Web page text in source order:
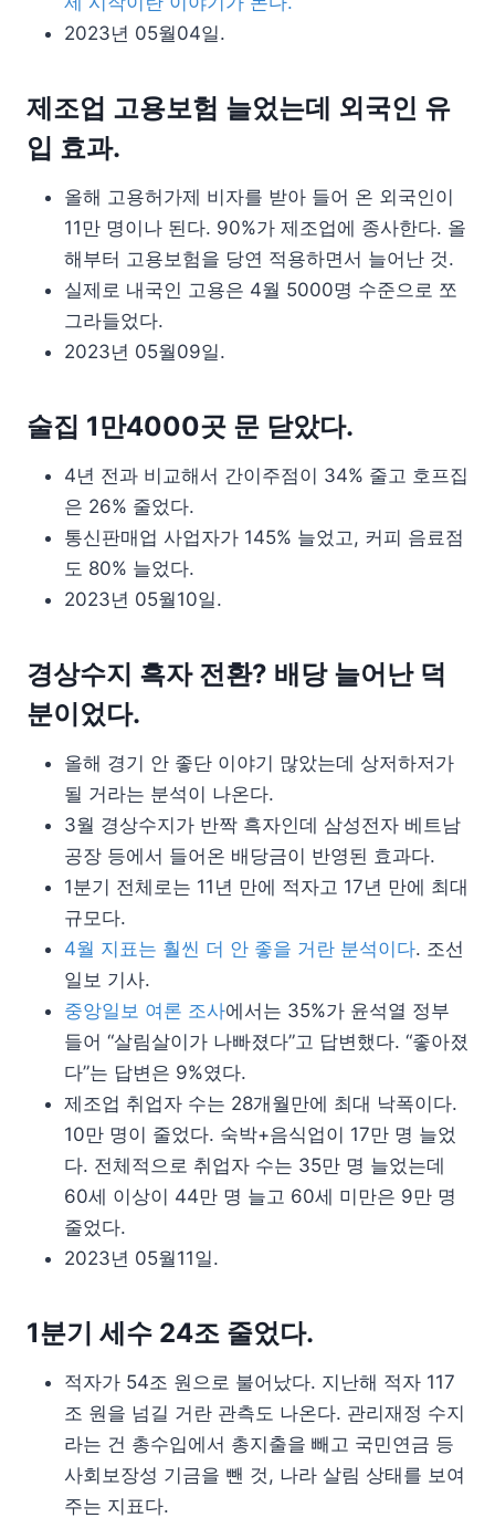
2023년 05월04일.
제조업 고용보험 늘었는데 외국인 유
입 효과.
올해 고용허가제 비자를 받아 들어 온 외국인이
11만 명이나 된다. 90%가 제조업에 종사한다. 올
해부터 고용보험을 당연 적용하면서 늘어난 것.
실제로 내국인 고용은 4월 5000명 수준으로 쪼
그라들었다.
2023년 05월09일.
술집 1만4000곳 문 닫았다.
4년 전과 비교해서 간이주점이 34% 줄고 호프집
은 26% 줄었다.
통신판매업 사업자가 145% 늘었고, 커피 음료점
도 80% 늘었다.
2023년 05월10일.
경상수지 흑자 전환? 배당 늘어난 덕
분이었다.
올해 경기 안 좋단 이야기 많았는데 상저하저가
될 거라는 분석이 나온다.
3월 경상수지가 반짝 흑자인데 삼성전자 베트남
공장 등에서 들어온 배당금이 반영된 효과다.
1분기 전체로는 11년 만에 적자고 17년 만에 최대
규모다.
4월 지표는 훨씬 더 안 좋을 거란 분석이다. 조선
일보 기사.
중앙일보 여론 조사에서는 35%가 윤석열 정부
들어 “살림살이가 나빠졌다”고 답변했다. “좋아졌
다”는 답변은 9%였다.
제조업 취업자 수는 28개월만에 최대 낙폭이다.
10만 명이 줄었다. 숙박+음식업이 17만 명 늘었
다. 전체적으로 취업자 수는 35만 명 늘었는데
60세 이상이 44만 명 늘고 60세 미만은 9만 명
줄었다.
2023년 05월11일.
1분기 세수 24조 줄었다.
적자가 54조 원으로 불어났다. 지난해 적자 117
조 원을 넘길 거란 관측도 나온다. 관리재정 수지
라는 건 총수입에서 총지출을 빼고 국민연금 등
사회보장성 기금을 뺀 것, 나라 살림 상태를 보여
주는 지표다.